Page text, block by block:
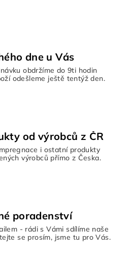
dne u Vás
obdržíme do 9ti hodin
odešleme ještě tentýž den.
od výrobců z ČR
i ostatní produkty
výrobců přímo z Česka.
poradenství
- rádi s Vámi sdílíme naše
se prosím, jsme tu pro Vás.